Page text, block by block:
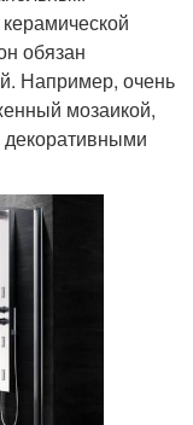
обязан
Например, очень
мозаикой,